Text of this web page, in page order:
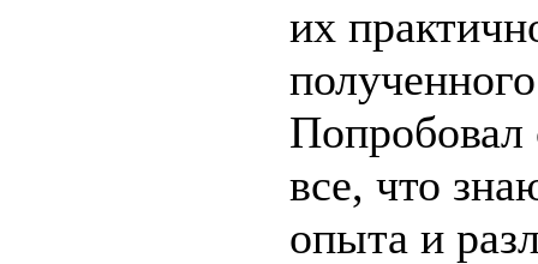
их
Попробовал
все, что
опыта и